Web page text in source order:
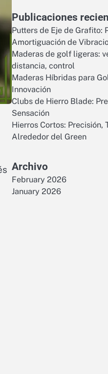
Publicaciones
Putters de Eje de Grafito:
Amortiguación de
Maderas de golf ligeras:
distancia, control
Maderas Híbridas para
Innovación
Clubs de Hierro Blade:
Sensación
Hierros Cortos: Precisión,
Alrededor del Green
Archivo
February 2026
January 2026